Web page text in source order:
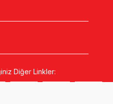
Diğer Linkler: